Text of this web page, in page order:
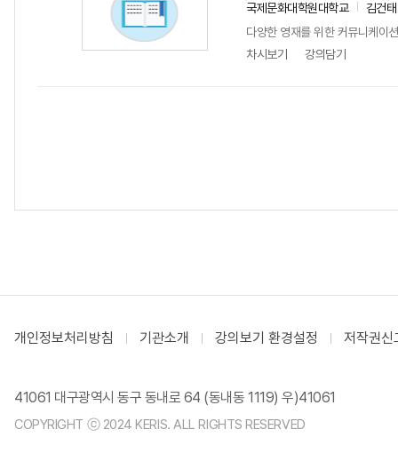
국제문화대학원대학교
김건태
다양한 영재를 위한 커뮤니케이
차시보기
강의담기
개인정보처리방침 기관소개 강의보기 환경설정 저작권신
41061 대구광역시 동구 동내로 64 (동내동 1119) 우)41061
COPYRIGHT ⓒ 2024 KERIS. ALL RIGHTS RESERVED